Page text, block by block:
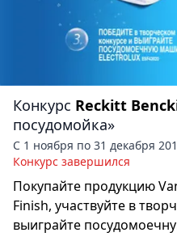
Конкурс Reckitt
посудомойка»
С 1 ноября по 31 декабря
Конкурс завершился
Покупайте продукцию
Finish, участвуйте в
выиграйте